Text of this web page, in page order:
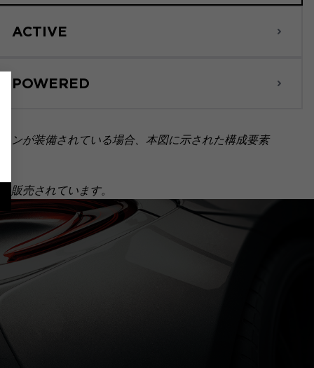
ACTIVE
POWERED
ンが装備されている場合、本図に示された構成要素
売されています。